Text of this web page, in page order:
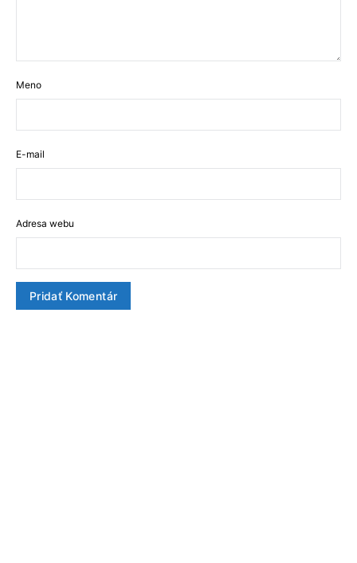
Meno
E-mail
Adresa webu